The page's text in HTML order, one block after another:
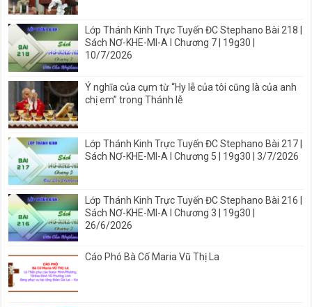
Lớp Thánh Kinh Trực Tuyến ĐC Stephano Bài 218 |
Sách NƠ-KHE-MI-A I Chương 7 | 19g30 |
10/7/2026
Ý nghĩa của cụm từ “Hy lễ của tôi cũng là của anh
chị em” trong Thánh lễ
Lớp Thánh Kinh Trực Tuyến ĐC Stephano Bài 217 |
Sách NƠ-KHE-MI-A I Chương 5 | 19g30 | 3/7/2026
Lớp Thánh Kinh Trực Tuyến ĐC Stephano Bài 216 |
Sách NƠ-KHE-MI-A I Chương 3 | 19g30 |
26/6/2026
Cáo Phó Bà Cố Maria Vũ Thị La